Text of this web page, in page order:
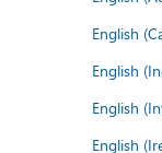
English
English
English
English